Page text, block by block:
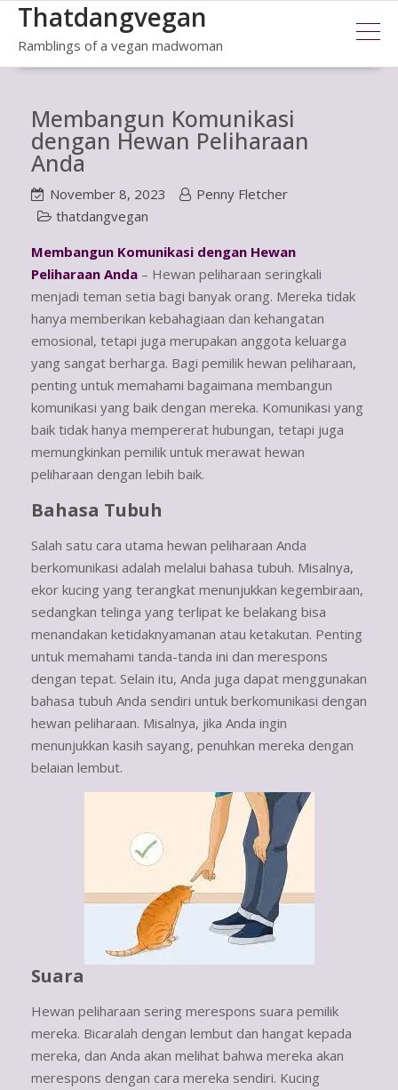
Skip
content
Thatdangvegan
Ramblings of a vegan madwoman
Membangun Komunikasi
dengan Hewan Peliharaan
Anda
November 8, 2023
Penny Fletcher
thatdangvegan
Membangun Komunikasi dengan Hewan
Peliharaan Anda – Hewan peliharaan seringkali
menjadi teman setia bagi banyak orang. Mereka tidak
hanya memberikan kebahagiaan dan kehangatan
emosional, tetapi juga merupakan anggota keluarga
yang sangat berharga. Bagi pemilik hewan peliharaan,
penting untuk memahami bagaimana membangun
komunikasi yang baik dengan mereka. Komunikasi yang
baik tidak hanya mempererat hubungan, tetapi juga
memungkinkan pemilik untuk merawat hewan
peliharaan dengan lebih baik.
Bahasa Tubuh
Salah satu cara utama hewan peliharaan Anda
berkomunikasi adalah melalui bahasa tubuh. Misalnya,
ekor kucing yang terangkat menunjukkan kegembiraan,
sedangkan telinga yang terlipat ke belakang bisa
menandakan ketidaknyamanan atau ketakutan. Penting
untuk memahami tanda-tanda ini dan merespons
dengan tepat. Selain itu, Anda juga dapat menggunakan
bahasa tubuh Anda sendiri untuk berkomunikasi dengan
hewan peliharaan. Misalnya, jika Anda ingin
menunjukkan kasih sayang, penuhkan mereka dengan
belaian lembut.
Suara
Hewan peliharaan sering merespons suara pemilik
mereka. Bicaralah dengan lembut dan hangat kepada
mereka, dan Anda akan melihat bahwa mereka akan
merespons dengan cara mereka sendiri. Kucing